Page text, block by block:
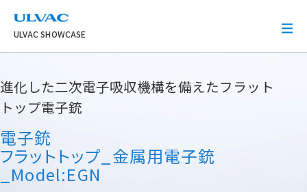
ULVAC
ULVAC SHOWCASE
進化した二次電子吸収機構を備えたフラット
トップ電子銃
電子銃
フラットトップ_金属用電子銃
_Model:EGN